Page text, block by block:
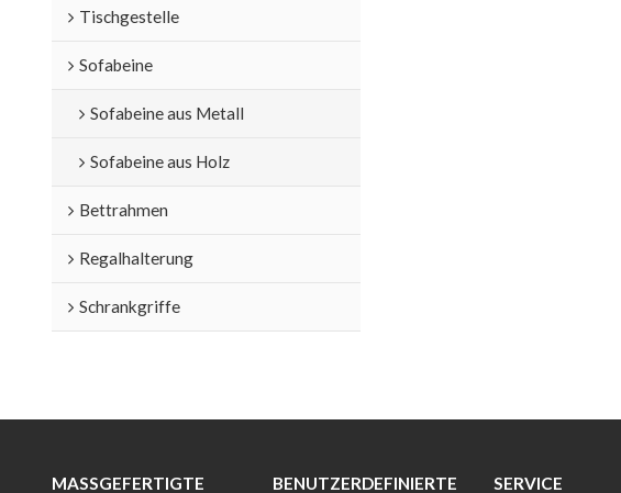
Tischgestelle
Sofabeine
Sofabeine aus Metall
Sofabeine aus Holz
Bettrahmen
Regalhalterung
Schrankgriffe
MASSGEFERTIGTE M
BENUTZERDEFINIERTE
SERVICE